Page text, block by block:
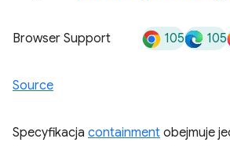
Browser Support 105 105
Source
Specyfikacja containment obejmuje